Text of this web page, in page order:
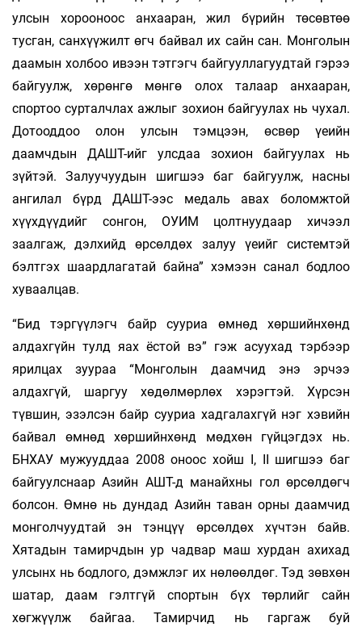
улсын хорооноос анхааран, жил бүрийн төсөвтөө
тусган, санхүүжилт өгч байвал их сайн сан. Монголын
даамын холбоо ивээн тэтгэгч байгууллагуудтай гэрээ
байгуулж, хөрөнгө мөнгө олох талаар анхааран,
спортоо сурталчлах ажлыг зохион байгуулах нь чухал.
Дотооддоо олон улсын тэмцээн, өсвөр үеийн
даамчдын ДАШТ-ийг улсдаа зохион байгуулах нь
зүйтэй. Залуучуудын шигшээ баг байгуулж, насны
ангилал бүрд ДАШТ-ээс медаль авах боломжтой
хүүхдүүдийг сонгон, ОУИМ цолтнуудаар хичээл
заалгаж, дэлхийд өрсөлдөх залуу үеийг системтэй
бэлтгэх шаардлагатай байна” хэмээн санал бодлоо
хуваалцав.
“Бид тэргүүлэгч байр сууриа өмнөд хөршийнхөнд
алдахгүйн тулд яах ёстой вэ” гэж асуухад тэрбээр
ярилцах зуураа “Монголын даамчид энэ эрчээ
алдахгүй, шаргуу хөдөлмөрлөх хэрэгтэй. Хүрсэн
түвшин, эзэлсэн байр сууриа хадгалахгүй нэг хэвийн
байвал өмнөд хөршийнхөнд мөдхөн гүйцэгдэх нь.
БНХАУ мужууддаа 2008 оноос хойш I, II шигшээ баг
байгуулснаар Азийн АШТ-д манайхны гол өрсөлдөгч
болсон. Өмнө нь дундад Азийн таван орны даамчид
монголчуудтай эн тэнцүү өрсөлдөх хүчтэн байв.
Хятадын тамирчдын ур чадвар маш хурдан ахихад
улсынх нь бодлого, дэмжлэг их нөлөөлдөг. Тэд зөвхөн
шатар, даам гэлтгүй спортын бүх төрлийг сайн
хөгжүүлж байгаа. Тамирчид нь гаргаж буй